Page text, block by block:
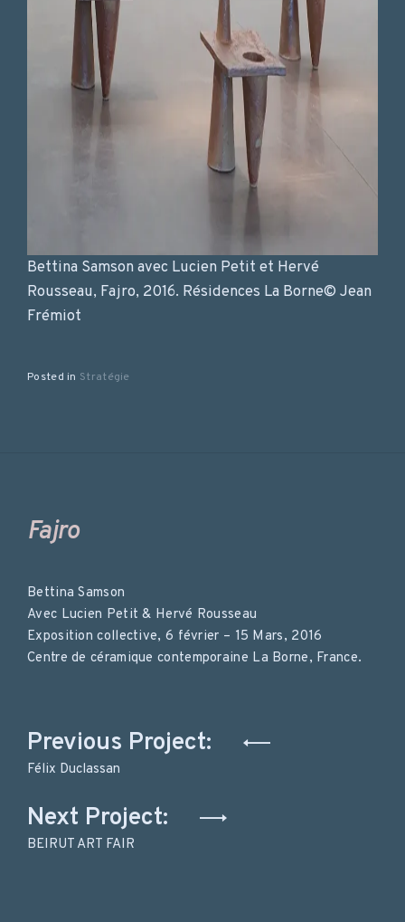
Bettina Samson avec Lucien Petit et Hervé
Rousseau, Fajro, 2016. Résidences La Borne© Jean
Frémiot
Posted in Stratégie
Fajro
Bettina Samson
Avec Lucien Petit & Hervé Rousseau
Exposition collective, 6 février – 15 Mars, 2016
Centre de céramique contemporaine La Borne, France.
Navigation
de
l’article
Previous Project:
Félix Duclassan
Next Project:
BEIRUT ART FAIR